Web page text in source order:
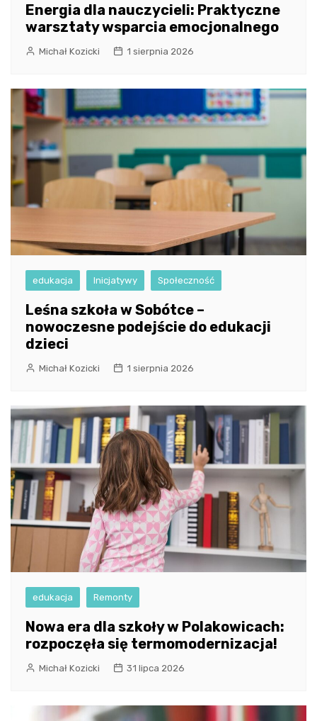
Energia dla nauczycieli: Praktyczne
warsztaty wsparcia emocjonalnego
Michał Kozicki 1 sierpnia 2026
edukacja Inicjatywy Społeczność
Leśna szkoła w Sobótce –
nowoczesne podejście do edukacji
dzieci
Michał Kozicki 1 sierpnia 2026
edukacja Remonty
Nowa era dla szkoły w Polakowicach:
rozpoczęła się termomodernizacja!
Michał Kozicki 31 lipca 2026